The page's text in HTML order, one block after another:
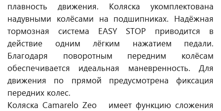
плавность движения. Коляска укомплектована
надувными колёсами на подшипниках. Надёжная
тормозная система EASY STOP приводится в
действие одним лёгким нажатием педали.
Благодаря поворотным передним колёсам
обеспечивается идеальная маневренность. Для
движения по прямой предусмотрена фиксация
передних колес.
Коляска Camarelo Zeo имеет функцию сложения